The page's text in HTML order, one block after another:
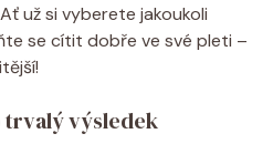
už si vyberete jakoukoli
se cítit dobře ve své pleti –
výsledek